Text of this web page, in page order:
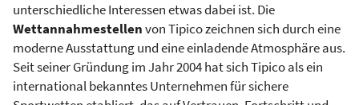
unterschiedliche Interessen etwas dabei ist. Die
Wettannahmestellenvon Tipico zeichnen sich durch eine
moderne Ausstattung und eine einladende Atmosphäre aus.
Seit seiner Gründung im Jahr 2004 hat sich Tipico als ein
international bekanntes Unternehmen für sichere